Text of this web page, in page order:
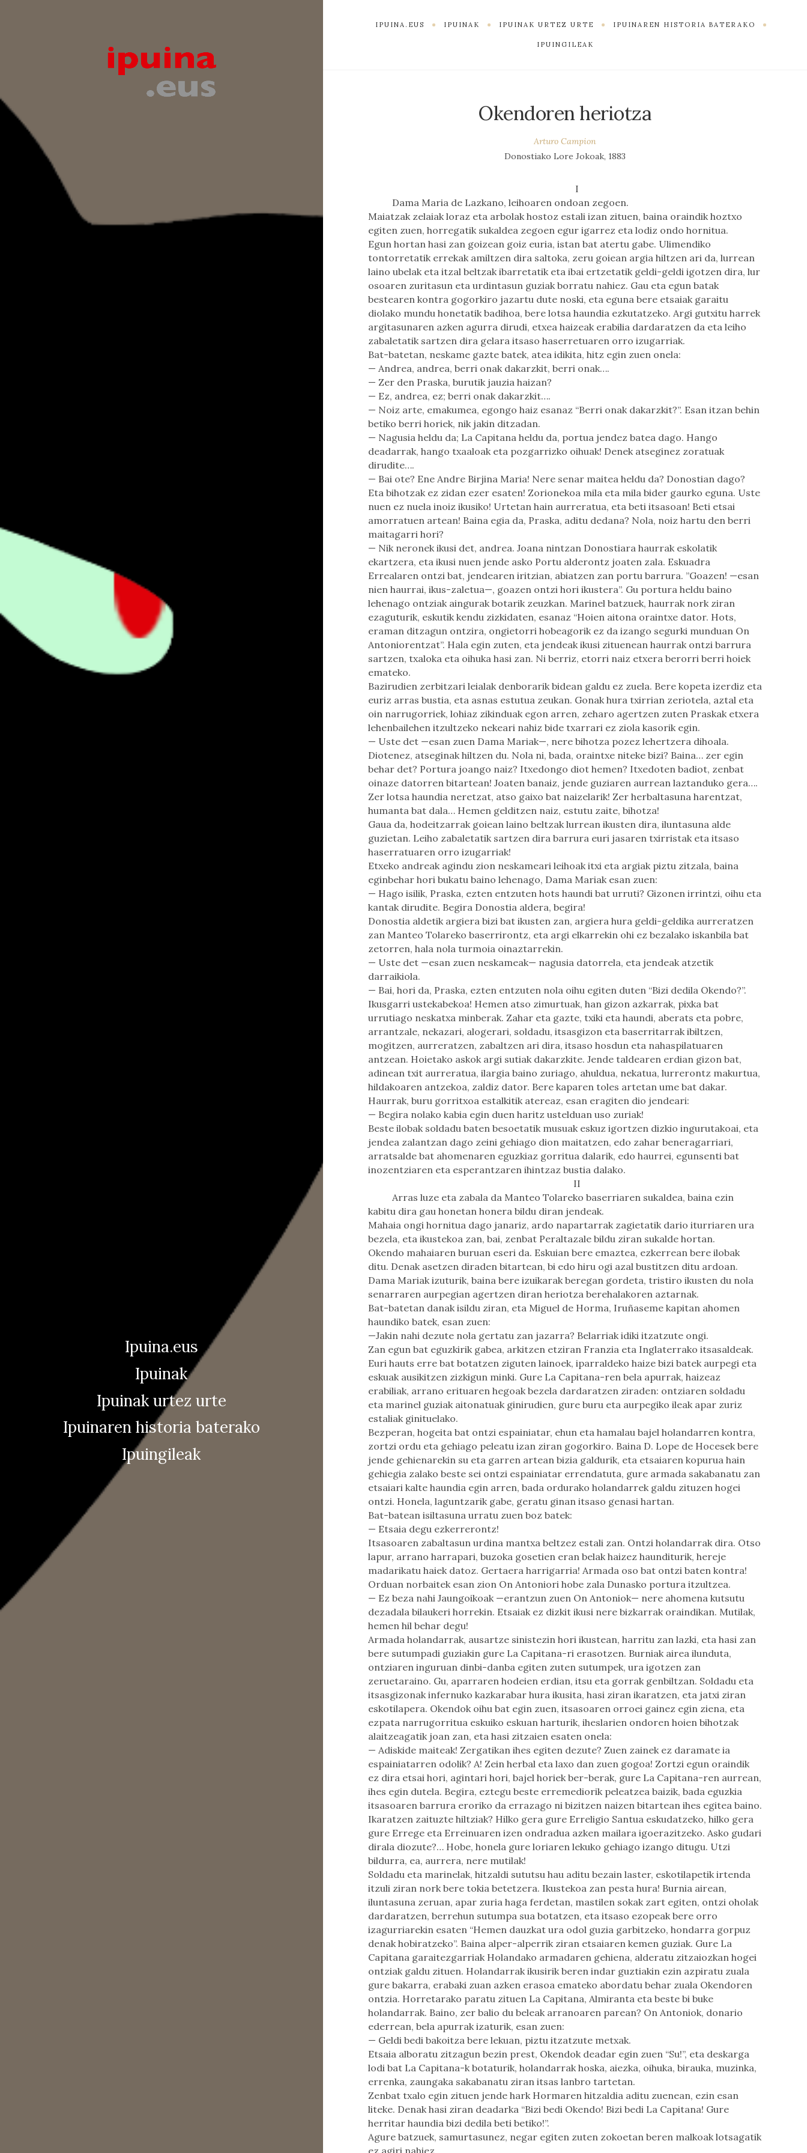
Ipuina.eus
Ipuinak
Ipuinak urtez urte
Ipuinaren historia baterako
Ipuingileak
IPUINA.EUS IPUINAK IPUINAK URTEZ URTE IPUINAREN HISTORIA BATERAKO
IPUINGILEAK
Okendoren heriotza
Arturo Campion
Donostiako Lore Jokoak, 1883
I
Dama Maria de Lazkano, leihoaren ondoan zegoen.
Maiatzak zelaiak loraz eta arbolak hostoz estali izan zituen, baina oraindik hoztxo
egiten zuen, horregatik sukaldea zegoen egur igarrez eta lodiz ondo hornitua.
Egun hortan hasi zan goizean goiz euria, istan bat atertu gabe. Ulimendiko
tontorretatik errekak amiltzen dira saltoka, zeru goiean argia hiltzen ari da, lurrean
laino ubelak eta itzal beltzak ibarretatik eta ibai ertzetatik geldi-geldi igotzen dira, lur
osoaren zuritasun eta urdintasun guziak borratu nahiez. Gau eta egun batak
bestearen kontra gogorkiro jazartu dute noski, eta eguna bere etsaiak garaitu
diolako mundu honetatik badihoa, bere lotsa haundia ezkutatzeko. Argi gutxitu harrek
argitasunaren azken agurra dirudi, etxea haizeak erabilia dardaratzen da eta leiho
zabaletatik sartzen dira gelara itsaso haserretuaren orro izugarriak.
Bat-batetan, neskame gazte batek, atea idikita, hitz egin zuen onela:
— Andrea, andrea, berri onak dakarzkit, berri onak….
— Zer den Praska, burutik jauzia haizan?
— Ez, andrea, ez; berri onak dakarzkit….
— Noiz arte, emakumea, egongo haiz esanaz “Berri onak dakarzkit?”. Esan itzan behin
betiko berri horiek, nik jakin ditzadan.
— Nagusia heldu da; La Capitana heldu da, portua jendez batea dago. Hango
deadarrak, hango txaaloak eta pozgarrizko oihuak! Denek atseginez zoratuak
dirudite….
— Bai ote? Ene Andre Birjina Maria! Nere senar maitea heldu da? Donostian dago?
Eta bihotzak ez zidan ezer esaten! Zorionekoa mila eta mila bider gaurko eguna. Uste
nuen ez nuela inoiz ikusiko! Urtetan hain aurreratua, eta beti itsasoan! Beti etsai
amorratuen artean! Baina egia da, Praska, aditu dedana? Nola, noiz hartu den berri
maitagarri hori?
— Nik neronek ikusi det, andrea. Joana nintzan Donostiara haurrak eskolatik
ekartzera, eta ikusi nuen jende asko Portu alderontz joaten zala. Eskuadra
Errealaren ontzi bat, jendearen iritzian, abiatzen zan portu barrura. ”Goazen! —esan
nien haurrai, ikus-zaletua—, goazen ontzi hori ikustera”. Gu portura heldu baino
lehenago ontziak aingurak botarik zeuzkan. Marinel batzuek, haurrak nork ziran
ezaguturik, eskutik kendu zizkidaten, esanaz “Hoien aitona oraintxe dator. Hots,
eraman ditzagun ontzira, ongietorri hobeagorik ez da izango segurki munduan On
Antoniorentzat”. Hala egin zuten, eta jendeak ikusi zituenean haurrak ontzi barrura
sartzen, txaloka eta oihuka hasi zan. Ni berriz, etorri naiz etxera berorri berri hoiek
emateko.
Bazirudien zerbitzari leialak denborarik bidean galdu ez zuela. Bere kopeta izerdiz eta
euriz arras bustia, eta asnas estutua zeukan. Gonak hura txirrian zeriotela, aztal eta
oin narrugorriek, lohiaz zikinduak egon arren, zeharo agertzen zuten Praskak etxera
lehenbailehen itzultzeko nekeari nahiz bide txarrari ez ziola kasorik egin.
— Uste det —esan zuen Dama Mariak—, nere bihotza pozez lehertzera dihoala.
Diotenez, atseginak hiltzen du. Nola ni, bada, oraintxe niteke bizi? Baina… zer egin
behar det? Portura joango naiz? Itxedongo diot hemen? Itxedoten badiot, zenbat
oinaze datorren bitartean! Joaten banaiz, jende guziaren aurrean laztanduko gera….
Zer lotsa haundia neretzat, atso gaixo bat naizelarik! Zer herbaltasuna harentzat,
humanta bat dala… Hemen gelditzen naiz, estutu zaite, bihotza!
Gaua da, hodeitzarrak goiean laino beltzak lurrean ikusten dira, iluntasuna alde
guzietan. Leiho zabaletatik sartzen dira barrura euri jasaren txirristak eta itsaso
haserratuaren orro izugarriak!
Etxeko andreak agindu zion neskameari leihoak itxi eta argiak piztu zitzala, baina
eginbehar hori bukatu baino lehenago, Dama Mariak esan zuen:
— Hago isilik, Praska, ezten entzuten hots haundi bat urruti? Gizonen irrintzi, oihu eta
kantak dirudite. Begira Donostia aldera, begira!
Donostia aldetik argiera bizi bat ikusten zan, argiera hura geldi-geldika aurreratzen
zan Manteo Tolareko baserrirontz, eta argi elkarrekin ohi ez bezalako iskanbila bat
zetorren, hala nola turmoia oinaztarrekin.
— Uste det —esan zuen neskameak— nagusia datorrela, eta jendeak atzetik
darraikiola.
— Bai, hori da, Praska, ezten entzuten nola oihu egiten duten “Bizi dedila Okendo?”.
Ikusgarri ustekabekoa! Hemen atso zimurtuak, han gizon azkarrak, pixka bat
urrutiago neskatxa minberak. Zahar eta gazte, txiki eta haundi, aberats eta pobre,
arrantzale, nekazari, alogerari, soldadu, itsasgizon eta baserritarrak ibiltzen,
mogitzen, aurreratzen, zabaltzen ari dira, itsaso hosdun eta nahaspilatuaren
antzean. Hoietako askok argi sutiak dakarzkite. Jende taldearen erdian gizon bat,
adinean txit aurreratua, ilargia baino zuriago, ahuldua, nekatua, lurrerontz makurtua,
hildakoaren antzekoa, zaldiz dator. Bere kaparen toles artetan ume bat dakar.
Haurrak, buru gorritxoa estalkitik atereaz, esan eragiten dio jendeari:
— Begira nolako kabia egin duen haritz ustelduan uso zuriak!
Beste ilobak soldadu baten besoetatik musuak eskuz igortzen dizkio ingurutakoai, eta
jendea zalantzan dago zeini gehiago dion maitatzen, edo zahar beneragarriari,
arratsalde bat ahomenaren eguzkiaz gorritua dalarik, edo haurrei, egunsenti bat
inozentziaren eta esperantzaren ihintzaz bustia dalako.
II
Arras luze eta zabala da Manteo Tolareko baserriaren sukaldea, baina ezin
kabitu dira gau honetan honera bildu diran jendeak.
Mahaia ongi hornitua dago janariz, ardo napartarrak zagietatik dario iturriaren ura
bezela, eta ikustekoa zan, bai, zenbat Peraltazale bildu ziran sukalde hortan.
Okendo mahaiaren buruan eseri da. Eskuian bere emaztea, ezkerrean bere ilobak
ditu. Denak asetzen diraden bitartean, bi edo hiru ogi azal bustitzen ditu ardoan.
Dama Mariak izuturik, baina bere izuikarak beregan gordeta, tristiro ikusten du nola
senarraren aurpegian agertzen diran heriotza berehalakoren aztarnak.
Bat-batetan danak isildu ziran, eta Miguel de Horma, Iruñaseme kapitan ahomen
haundiko batek, esan zuen:
—Jakin nahi dezute nola gertatu zan jazarra? Belarriak idiki itzatzute ongi.
Zan egun bat eguzkirik gabea, arkitzen etziran Franzia eta Inglaterrako itsasaldeak.
Euri hauts erre bat botatzen ziguten lainoek, iparraldeko haize bizi batek aurpegi eta
eskuak ausikitzen zizkigun minki. Gure La Capitana-ren bela apurrak, haizeaz
erabiliak, arrano erituaren hegoak bezela dardaratzen ziraden: ontziaren soldadu
eta marinel guziak aitonatuak ginirudien, gure buru eta aurpegiko ileak apar zuriz
estaliak ginituelako.
Bezperan, hogeita bat ontzi espainiatar, ehun eta hamalau bajel holandarren kontra,
zortzi ordu eta gehiago peleatu izan ziran gogorkiro. Baina D. Lope de Hocesek bere
jende gehienarekin su eta garren artean bizia galdurik, eta etsaiaren kopurua hain
gehiegia zalako beste sei ontzi espainiatar errendatuta, gure armada sakabanatu zan
etsaiari kalte haundia egin arren, bada ordurako holandarrek galdu zituzen hogei
ontzi. Honela, laguntzarik gabe, geratu ginan itsaso genasi hartan.
Bat-batean isiltasuna urratu zuen boz batek:
— Etsaia degu ezkerrerontz!
Itsasoaren zabaltasun urdina mantxa beltzez estali zan. Ontzi holandarrak dira. Otso
lapur, arrano harrapari, buzoka gosetien eran belak haizez haunditurik, hereje
madarikatu haiek datoz. Gertaera harrigarria! Armada oso bat ontzi baten kontra!
Orduan norbaitek esan zion On Antoniori hobe zala Dunasko portura itzultzea.
— Ez beza nahi Jaungoikoak —erantzun zuen On Antoniok— nere ahomena kutsutu
dezadala bilaukeri horrekin. Etsaiak ez dizkit ikusi nere bizkarrak oraindikan. Mutilak,
hemen hil behar degu!
Armada holandarrak, ausartze sinistezin hori ikustean, harritu zan lazki, eta hasi zan
bere sutumpadi guziakin gure La Capitana-ri erasotzen. Burniak airea ilunduta,
ontziaren inguruan dinbi-danba egiten zuten sutumpek, ura igotzen zan
zeruetaraino. Gu, aparraren hodeien erdian, itsu eta gorrak genbiltzan. Soldadu eta
itsasgizonak infernuko kazkarabar hura ikusita, hasi ziran ikaratzen, eta jatxi ziran
eskotilapera. Okendok oihu bat egin zuen, itsasoaren orroei gainez egin ziena, eta
ezpata narrugorritua eskuiko eskuan harturik, iheslarien ondoren hoien bihotzak
alaitzeagatik joan zan, eta hasi zitzaien esaten onela:
— Adiskide maiteak! Zergatikan ihes egiten dezute? Zuen zainek ez daramate ia
espainiatarren odolik? A! Zein herbal eta laxo dan zuen gogoa! Zortzi egun oraindik
ez dira etsai hori, agintari hori, bajel horiek ber-berak, gure La Capitana-ren aurrean,
ihes egin dutela. Begira, eztegu beste erremediorik peleatzea baizik, bada eguzkia
itsasoaren barrura eroriko da errazago ni bizitzen naizen bitartean ihes egitea baino.
Ikaratzen zaituzte hiltziak? Hilko gera gure Erreligio Santua eskudatzeko, hilko gera
gure Errege eta Erreinuaren izen ondradua azken mailara igoerazitzeko. Asko gudari
dirala diozute?… Hobe, honela gure loriaren lekuko gehiago izango ditugu. Utzi
bildurra, ea, aurrera, nere mutilak!
Soldadu eta marinelak, hitzaldi sututsu hau aditu bezain laster, eskotilapetik irtenda
itzuli ziran nork bere tokia betetzera. Ikustekoa zan pesta hura! Burnia airean,
iluntasuna zeruan, apar zuria haga ferdetan, mastilen sokak zart egiten, ontzi oholak
dardaratzen, berrehun sutumpa sua botatzen, eta itsaso ezopeak bere orro
izagurriarekin esaten “Hemen dauzkat ura odol guzia garbitzeko, hondarra gorpuz
denak hobiratzeko”. Baina alper-alperrik ziran etsaiaren kemen guziak. Gure La
Capitana garaitezgarriak Holandako armadaren gehiena, alderatu zitzaiozkan hogei
ontziak galdu zituen. Holandarrak ikusirik beren indar guztiakin ezin azpiratu zuala
gure bakarra, erabaki zuan azken erasoa emateko abordatu behar zuala Okendoren
ontzia. Horretarako paratu zituen La Capitana, Almiranta eta beste bi buke
holandarrak. Baino, zer balio du beleak arranoaren parean? On Antoniok, donario
ederrean, bela apurrak izaturik, esan zuen:
— Geldi bedi bakoitza bere lekuan, piztu itzatzute metxak.
Etsaia alboratu zitzagun bezin prest, Okendok deadar egin zuen “Su!”, eta deskarga
lodi bat La Capitana-k botaturik, holandarrak hoska, aiezka, oihuka, birauka, muzinka,
errenka, zaungaka sakabanatu ziran itsas lanbro tartetan.
Zenbat txalo egin zituen jende hark Hormaren hitzaldia aditu zuenean, ezin esan
liteke. Denak hasi ziran deadarka “Bizi bedi Okendo! Bizi bedi La Capitana! Gure
herritar haundia bizi dedila beti betiko!”.
Agure batzuek, samurtasunez, negar egiten zuten zokoetan beren malkoak lotsagatik
ez agiri nahiez.